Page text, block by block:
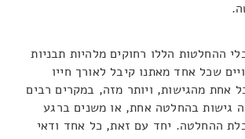
ההחלטות הללו רחוקים מלהיות תבניות
שכל אחד מאתנו קיבל לאורך חייו
אחת מהגישות, ויותר מזה, במקרים רבים
גישות בהחלטה אחת, או משנים ברגע
ההחלטה. יחד עם זאת, כל אחד ודאי